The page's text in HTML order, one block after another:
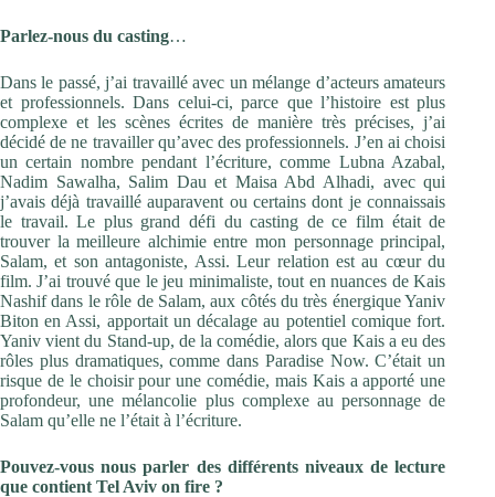
Parlez-nous du casting…
Dans le passé, j’ai travaillé avec un mélange d’acteurs amateurs
et professionnels. Dans celui-ci, parce que l’histoire est plus
complexe et les scènes écrites de manière très précises, j’ai
décidé de ne travailler qu’avec des professionnels. J’en ai choisi
un certain nombre pendant l’écriture, comme Lubna Azabal,
Nadim Sawalha, Salim Dau et Maisa Abd Alhadi, avec qui
j’avais déjà travaillé auparavent ou certains dont je connaissais
le travail. Le plus grand défi du casting de ce film était de
trouver la meilleure alchimie entre mon personnage principal,
Salam, et son antagoniste, Assi. Leur relation est au cœur du
film. J’ai trouvé que le jeu minimaliste, tout en nuances de Kais
Nashif dans le rôle de Salam, aux côtés du très énergique Yaniv
Biton en Assi, apportait un décalage au potentiel comique fort.
Yaniv vient du Stand-up, de la comédie, alors que Kais a eu des
rôles plus dramatiques, comme dans Paradise Now. C’était un
risque de le choisir pour une comédie, mais Kais a apporté une
profondeur, une mélancolie plus complexe au personnage de
Salam qu’elle ne l’était à l’écriture.
Pouvez-vous nous parler des différents niveaux de lecture
que contient Tel Aviv on fire ?